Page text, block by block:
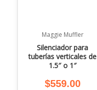
Maggie Muffler
Silenciador para
tuberías verticales de
1.5″ o 1″
$559.00